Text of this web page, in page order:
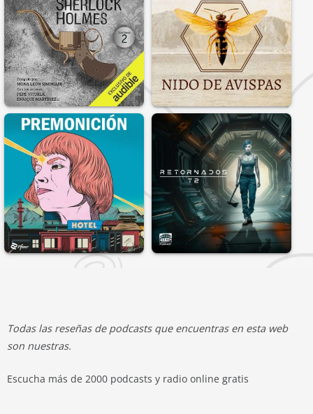
Todas las reseñas de podcasts que encuentras en esta web
son nuestras.
Escucha más de 2000 podcasts y radio online gratis